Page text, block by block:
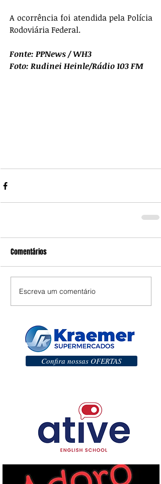
A ocorrência foi atendida pela Polícia
Rodoviária Federal.
Fonte: PPNews / WH3
Foto: Rudinei Heinle/Rádio 103 FM
Comentários
Escreva um comentário
Confira nossas OFERTAS